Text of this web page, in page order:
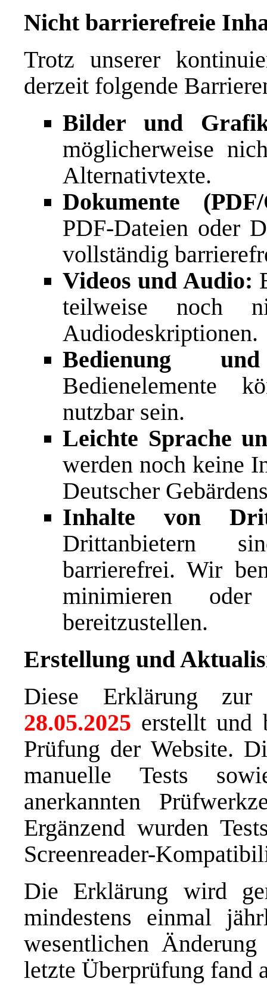
Nicht barrierefreie
Trotz unserer
derzeit folgende
Bilder und
möglicherweise
Alternativtexte.
Dokumente
PDF-Dateien oder
vollständig
Videos und Audio:
teilweise noch
Audiodeskriptionen.
Bedienung
Bedienelemente
nutzbar sein.
Leichte Sprache
werden noch keine
Deutscher
Inhalte von
Drittanbietern
barrierefrei. Wir
minimieren oder
bereitzustellen.
Erstellung und
Diese Erklärung zur
28.05.2025 erstellt und
Prüfung der Website.
manuelle Tests
anerkannten
Ergänzend wurden
Screenreader-
Die Erklärung wird
mindestens einmal
wesentlichen
letzte Überprüfung fand